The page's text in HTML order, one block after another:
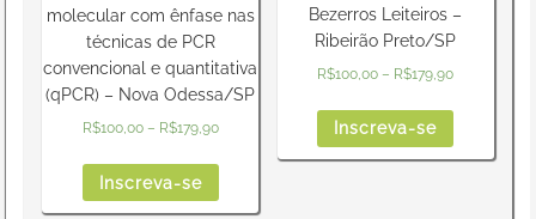
molecular com ênfase nas
técnicas de PCR
convencional e quantitativa
(qPCR) – Nova Odessa/SP
R$100,00– R$179,90
Inscreva-se
Bezerros Leiteiros –
Ribeirão Preto/SP
R$100,00 – R$179,90
Inscreva-se